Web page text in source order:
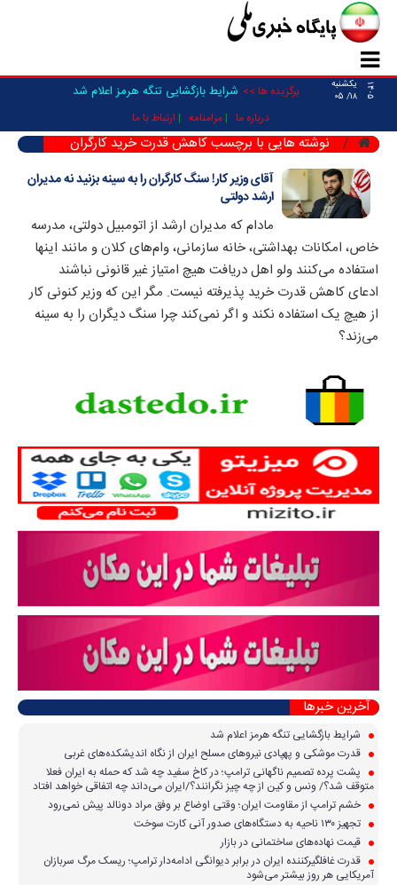
۱۴۰۵
یکشنبه
۱۸/ ۰۵
برگزیده ها >> شرایط بازگشایی تنگه هرمز اعلام شد
درباره ما مرامنامه ارتباط با ما
نوشته هایی با برچسب کاهش قدرت خرید کارگران
آقای وزیر کار! سنگ کارگران را به سینه بزنید نه مدیران
ارشد دولتی
مادام که مدیران ارشد از اتومبیل دولتی، مدرسه
خاص، امکانات بهداشتی، خانه سازمانی، وام‌های کلان و مانند اینها
استفاده می‌کنند ولو اهل دریافت هیچ امتیاز غیر قانونی نباشند
ادعای کاهش قدرت خرید پذیرفته نیست. مگر این که وزیر کنونی کار
از هیچ یک استفاده نکند و اگر نمی‌کند چرا سنگ دیگران را به سینه
می‌زند؟
آخرین خبرها
شرایط بازگشایی تنگه هرمز اعلام شد
قدرت موشکی و پهپادی نیرو‌های مسلح ایران از نگاه اندیشکده‌های غربی
پشت پرده تصمیم ناگهانی ترامپ؛ در کاخ سفید چه شد که حمله به ایران فعلا
متوقف شد؟/ ونس و کین از چه چیز نگرانند؟/ایران می‌داند چه اتفاقی خواهد افتاد
خشم ترامپ از مقاومت ایران؛ وقتی اوضاع بر وفق مراد دونالد پیش نمی‌رود
تجهیز ۱۳۰ ناحیه به دستگاه‌های صدور آنی کارت سوخت
قیمت نهاده‌های ساختمانی در بازار
قدرت غافلگیرکننده ایران در برابر دیوانگی ادامه‌دار ترامپ؛ ریسک مرگ سربازان
آمریکایی هر روز بیشتر می‌شود